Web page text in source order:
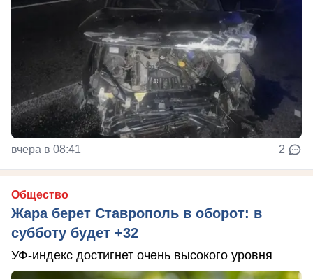
вчера в 08:41 2
Общество
Жара берет Ставрополь в оборот: в
субботу будет +32
УФ-индекс достигнет очень высокого уровня